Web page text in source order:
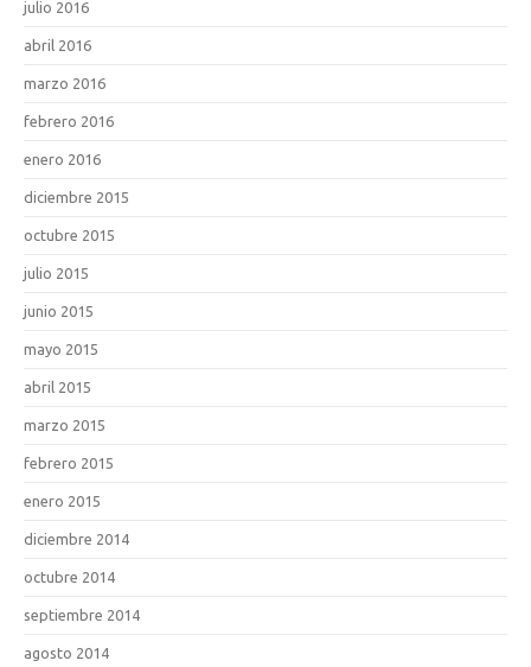
julio 2016
abril 2016
marzo 2016
febrero 2016
enero 2016
diciembre 2015
octubre 2015
julio 2015
junio 2015
mayo 2015
abril 2015
marzo 2015
febrero 2015
enero 2015
diciembre 2014
octubre 2014
septiembre 2014
agosto 2014